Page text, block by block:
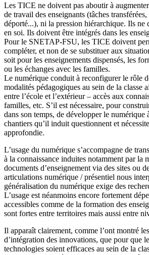
Les TICE ne doivent pas aboutir à
de travail des enseignants (tâches
déporté...), ni la pression hiérarchique. Ils ne
en soi. Ils doivent être intégrés dans les
Pour le SNETAP-FSU, les TICE doivent
compléter, et non de se substituer aux
soit pour les enseignements dispensés, les
ou les échanges avec les familles.
Le numérique conduit à reconfigurer le rôle
modalités pédagogiques au sein de la classe
entre l’école et l’extérieur – accès aux
familles, etc. S’il est nécessaire, pour
dans son temps, de développer le numérique
chantiers qu’il induit questionnent et
approfondie.
L’usage du numérique s’accompagne de
à la connaissance induites notamment par la
documents d’enseignement via des sites ou
articulations numérique / présentiel nous
généralisation du numérique exige des
L’usage est néanmoins encore fortement
accessibles comme de la formation des
sont fortes entre territoires mais aussi entre
Il apparaît clairement, comme l’ont montré
d’intégration des innovations, que pour que
technologies soient efficaces au sein de la